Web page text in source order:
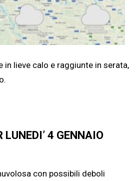
in lieve calo e raggiunte in serata,
LUNEDI’ 4 GENNAIO
con possibili deboli